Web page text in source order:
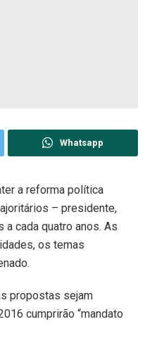
Whatsapp
a reforma política
– presidente,
cada quatro anos. As
os temas
propostas sejam
cumprirão “mandato